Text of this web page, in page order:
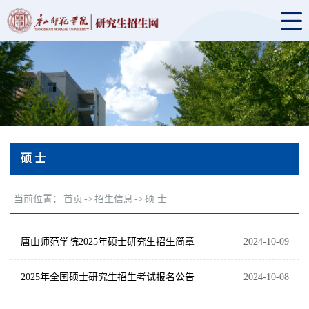
硕 士
当前位置： 首页 -> 招生信息 -> 硕 士
2024-10-09
唐山师范学院2025年硕士研究生招生简章
2024-10-08
2025年全国硕士研究生招生考试报名公告